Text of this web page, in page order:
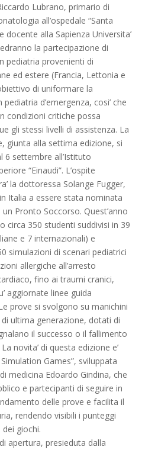
Lubrano, primario di
all’ospedale “Santa
docente alla Sapienza Universita’
la partecipazione di
pediatria provenienti di
ed estere (Francia, Lettonia e
di uniformare la
d’emergenza, cosi’ che
condizioni critiche possa
gli stessi livelli di assistenza. La
giunta alla settima edizione, si
6 settembre all’Istituto
“Einaudi”. L’ospite
la dottoressa Solange Fugger,
Italia a essere stata nominata
Pronto Soccorso. Quest’anno
circa 350 studenti suddivisi in 39
e 7 internazionali) e
simulazioni di scenari pediatrici
allergiche all’arresto
fino ai traumi cranici,
aggiornate linee guida
prove si svolgono su manichini
di ultima generazione, dotati di
il successo o il fallimento
novita’ di questa edizione e’
Simulation Games”, sviluppata
medicina Edoardo Gindina, che
e partecipanti di seguire in
delle prove e facilita il
rendendo visibili i punteggi
giochi.
apertura, presieduta dalla